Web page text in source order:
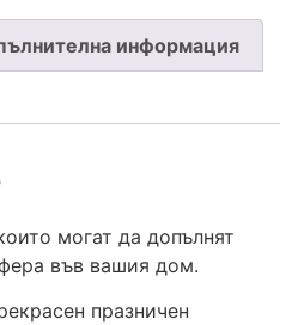
информация
могат да допълнят
във вашия дом.
празничен